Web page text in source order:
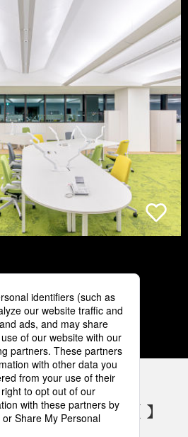
3 4 5
気設備 SNSアカウント